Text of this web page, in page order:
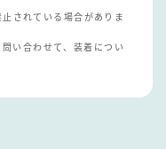
されている場合がありま
い合わせて、装着につい